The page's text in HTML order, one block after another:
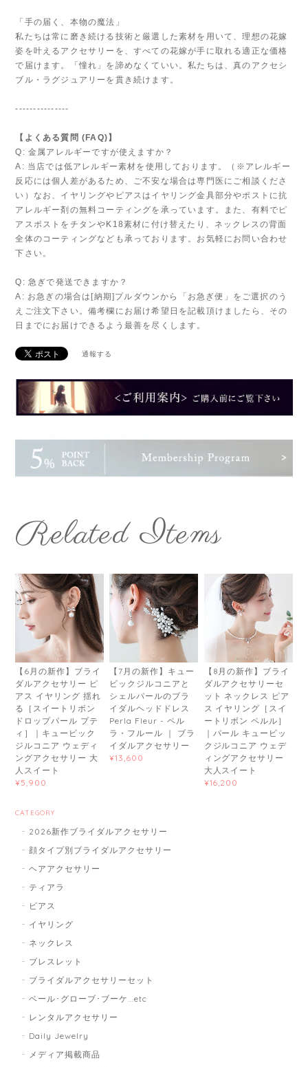
「手の届く、本物の魔法」
私たちは常に磨き続ける技術と厳選した素材を用いて、理想の花嫁
姿を叶えるアクセサリーを、すべての花嫁が手に取れる適正な価格
で届けます。「憧れ」を諦めなくていい。私たちは、真のアクセシ
ブル・ラグジュアリーを貫き続けます。
---------------
【よくある質問 (FAQ)】
Q: 金属アレルギーですが使えますか？
A: 当店では低アレルギー素材を使用しております。（※アレルギー
反応には個人差があるため、ご不安な場合は専門医にご相談くださ
い）なお、イヤリングやピアスはイヤリング金具部分やポストに抗
アレルギー剤の無料コーティングを承っています。また、有料でピ
アスポストをチタンやK18素材に付け替えたり、ネックレスの背面
全体のコーティングなども承っております。お気軽にお問い合わせ
下さい。
Q: 急ぎで発送できますか？
A: お急ぎの場合は[納期]プルダウンから「お急ぎ便」をご選択のう
えご注文下さい。備考欄にお届け希望日を記載頂けましたら、その
日までにお届けできるよう最善を尽くします。
通報する
Related Items
【6月の新作】ブライ
ダルアクセサリー ピ
アス イヤリング 揺れ
る［スイートリボン
ドロップパール プテ
ィ］｜キュービック
ジルコニア ウェディ
ングアクセサリー 大
人スイート
¥5,900
【7月の新作】キュー
ビックジルコニアと
シェルパールのブラ
イダルヘッドドレス
Perla Fleur - ペル
ラ・フルール ｜ ブラ
イダルアクセサリー
¥13,600
【8月の新作】ブライ
ダルアクセサリーセ
ット ネックレス ピア
ス イヤリング［スイ
ートリボン ペルル］
｜パール キュービッ
クジルコニア ウェデ
ィングアクセサリー
大人スイート
¥16,200
CATEGORY
2026新作ブライダルアクセサリー
顔タイプ別ブライダルアクセサリー
ヘアアクセサリー
ティアラ
ピアス
イヤリング
ネックレス
ブレスレット
ブライダルアクセサリーセット
ベール･グローブ･ブーケ...etc
レンタルアクセサリー
Daily Jewelry
メディア掲載商品